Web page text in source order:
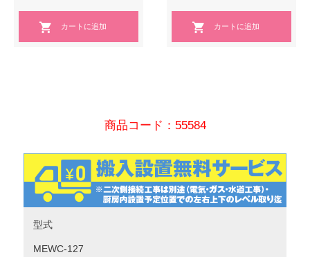
商品コード：55584
型式
MEWC-127